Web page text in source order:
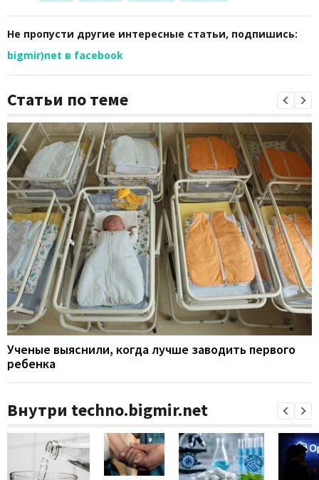
Не пропусти другие интересные статьи, подпишись:
bigmir)net в facebook
Статьи по теме
Ученые выяснили, когда лучше заводить первого
ребенка
Внутри techno.bigmir.net